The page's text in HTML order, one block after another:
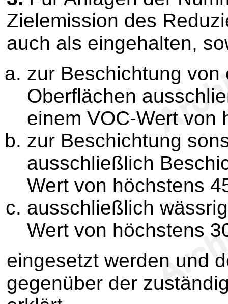
Zielemission des
auch als eingehalten,
zur Beschichtung
Oberflächen
einem VOC-Wert von
zur Beschichtung
ausschließlich
Wert von höchstens
ausschließlich
Wert von höchstens
eingesetzt werden und
gegenüber der